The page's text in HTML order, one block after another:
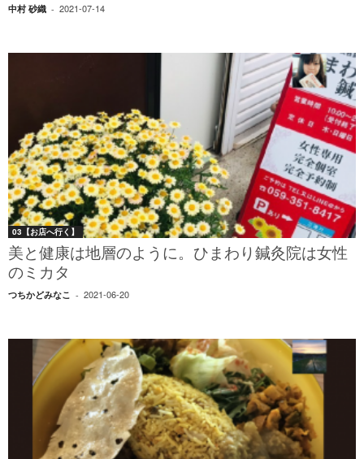
中村 砂織 - 2021-07-14
03【お店へ行く】
美と健康は地層のように。ひまわり鍼灸院は女性
のミカタ
つちかどみなこ - 2021-06-20